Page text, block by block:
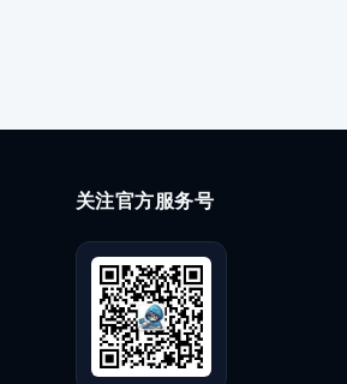
关注官方服务号